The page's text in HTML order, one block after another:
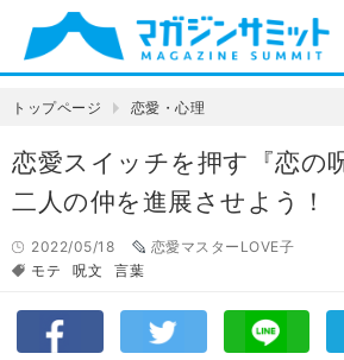
トップページ 恋愛・心理
恋愛スイッチを押す『恋の
二人の仲を進展させよう！
2022/05/18
恋愛マスターLOVE子
モテ
呪文 言葉